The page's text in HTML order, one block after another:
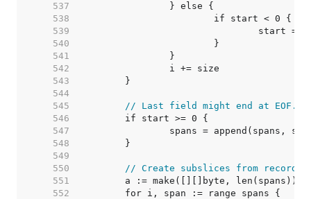
   537
   538
   539
   540
   541
   542
   543
   544
   545
// Last field might end at EOF.
   546
   547
   548
   549
   550
// Create subslices from
   551
   552